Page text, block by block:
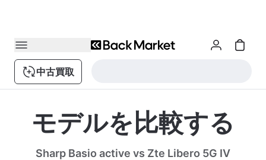
中古買取
モデルを比較する
Sharp Basio active vs Zte Libero 5G IV